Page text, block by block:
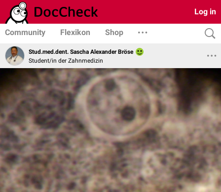
Log in
Community Flexikon Shop
Stud.med.dent. Sascha Alexander Bröse
Student/in der Zahnmedizin